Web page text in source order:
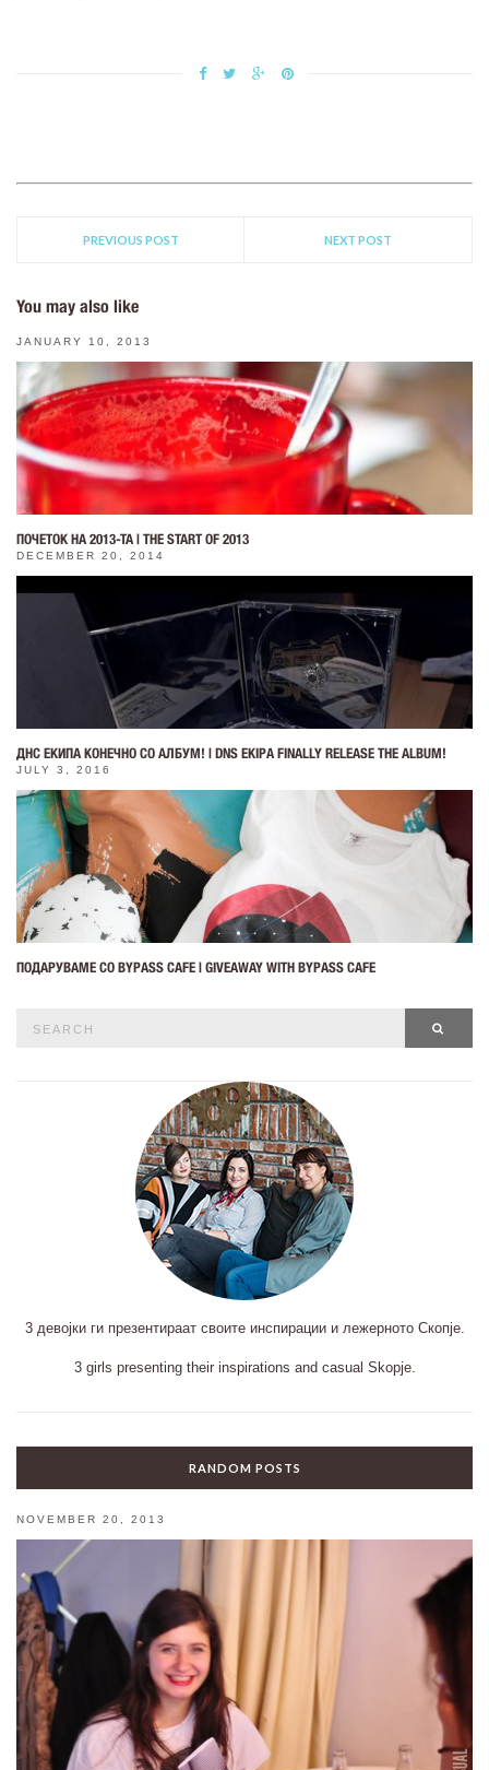
PREVIOUS POST NEXT POST
You may also like
JANUARY 10, 2013
ПОЧЕТОК НА 2013-ТА | THE START OF 2013
DECEMBER 20, 2014
ДНС ЕКИПА КОНЕЧНО СО АЛБУМ! | DNS EKIPA FINALLY RELEASE THE ALBUM!
JULY 3, 2016
ПОДАРУВАМЕ СО BYPASS CAFE | GIVEAWAY WITH BYPASS CAFE
3 девојки ги презентираат своите инспирации и лежерното Скопје.
3 girls presenting their inspirations and casual Skopje.
RANDOM POSTS
NOVEMBER 20, 2013